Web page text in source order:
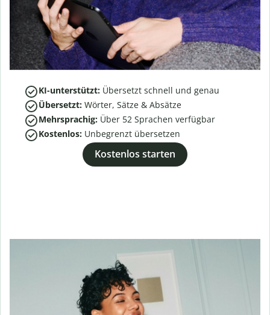
KI-unterstützt: Übersetzt schnell und genau
Übersetzt: Wörter, Sätze & Absätze
Mehrsprachig: Über 52 Sprachen verfügbar
Kostenlos: Unbegrenzt übersetzen
Kostenlos starten